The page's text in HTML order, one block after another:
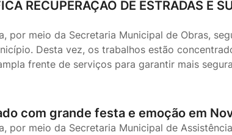
RECUPERAÇÃO DE ESTRADAS E
por meio da Secretaria Municipal de Obras,
Desta vez, os trabalhos estão
frente de serviços para garantir mais
com grande festa e emoção em
por meio da Secretaria Municipal de